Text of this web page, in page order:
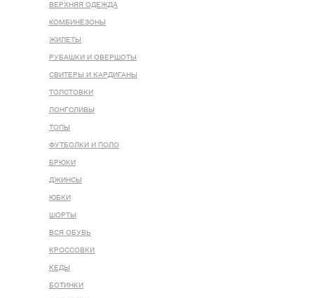
ВЕРХНЯЯ ОДЕЖДА
КОМБИНЕЗОНЫ
ЖИЛЕТЫ
РУБАШКИ И ОВЕРШОТЫ
СВИТЕРЫ И КАРДИГАНЫ
ТОЛСТОВКИ
ЛОНГСЛИВЫ
ТОПЫ
ФУТБОЛКИ И ПОЛО
БРЮКИ
ДЖИНСЫ
ЮБКИ
ШОРТЫ
ВСЯ ОБУВЬ
КРОССОВКИ
КЕДЫ
БОТИНКИ